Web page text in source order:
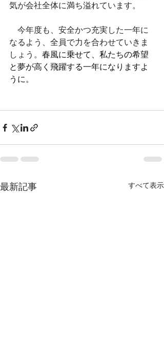
気が会社全体に満ち溢れています。
今年度も、安全かつ充実した一年に
なるよう、全員で力を合わせていきま
しょう。 春風に乗せて、私たちの希望
と夢が高く飛躍する一年になりますよ
うに。
最新記事 すべて表示